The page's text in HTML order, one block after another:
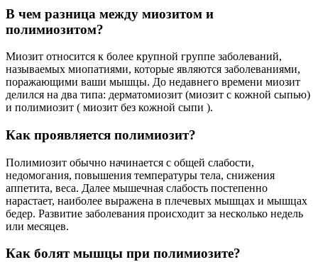
В чем разница между миозитом и
полимиозитом?
Миозит относится к более крупной группе заболеваний,
называемых миопатиями, которые являются заболеваниями,
поражающими ваши мышцы. До недавнего времени миозит
делился на два типа: дерматомиозит (миозит с кожной сыпью)
и полимиозит ( миозит без кожной сыпи ).
Как проявляется полимиозит?
Полимиозит обычно начинается с общей слабости,
недомогания, повышения температуры тела, снижения
аппетита, веса. Далее мышечная слабость постепенно
нарастает, наиболее выражена в плечевых мышцах и мышцах
бедер. Развитие заболевания происходит за несколько недель
или месяцев.
Как болят мышцы при полимиозите?